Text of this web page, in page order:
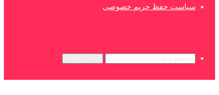
سیاست حفظ حریم خصوصی